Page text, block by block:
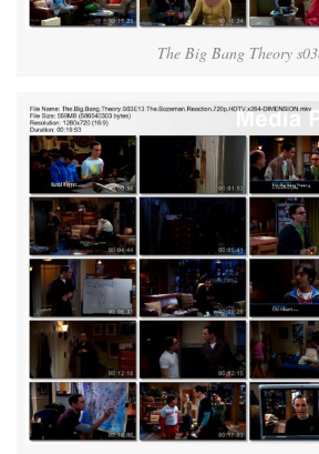
The Big Bang Theory